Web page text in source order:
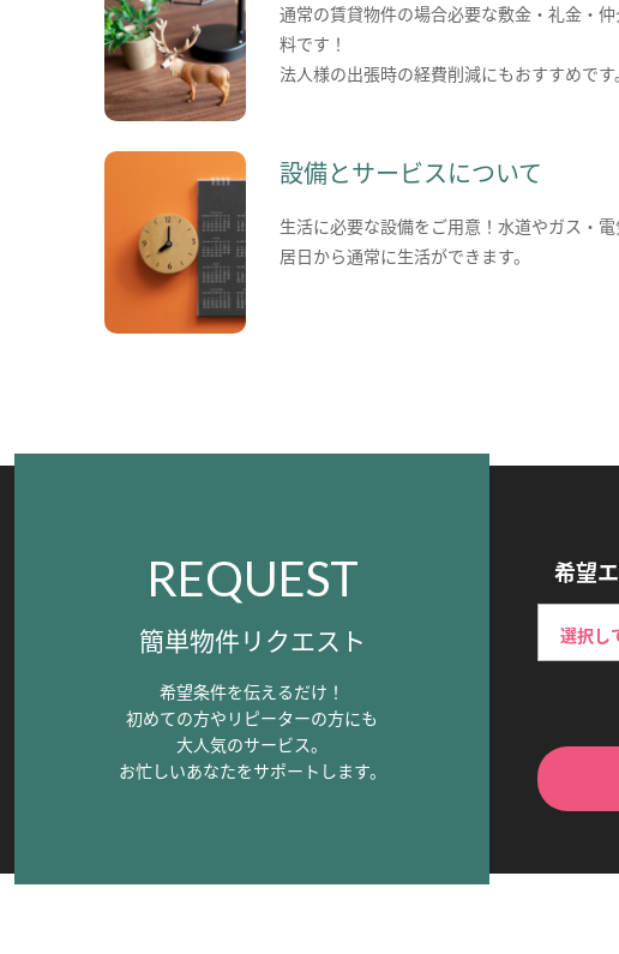
通常の賃貸物件の場合必要な敷金・礼金・
料です！
法人様の出張時の経費削減にもおすすめです。
設備とサービスについて
生活に必要な設備をご用意！水道やガス・
居日から通常に生活ができます。
REQUEST
簡単物件リクエスト
希望条件を伝えるだけ！
初めての方やリピーターの方にも
大人気のサービス。
お忙しいあなたをサポートします。
希望